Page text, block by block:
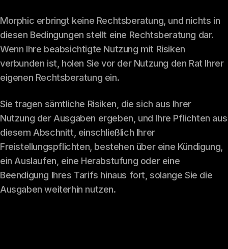
Morphic erbringt keine Rechtsberatung, und nichts in
diesen Bedingungen stellt eine Rechtsberatung dar.
Wenn Ihre beabsichtigte Nutzung mit Risiken
verbunden ist, holen Sie vor der Nutzung den Rat Ihrer
eigenen Rechtsberatung ein.
Sie tragen sämtliche Risiken, die sich aus Ihrer
Nutzung der Ausgaben ergeben, und Ihre Pflichten aus
diesem Abschnitt, einschließlich Ihrer
Freistellungspflichten, bestehen über eine Kündigung,
ein Auslaufen, eine Herabstufung oder eine
Beendigung Ihres Tarifs hinaus fort, solange Sie die
Ausgaben weiterhin nutzen.